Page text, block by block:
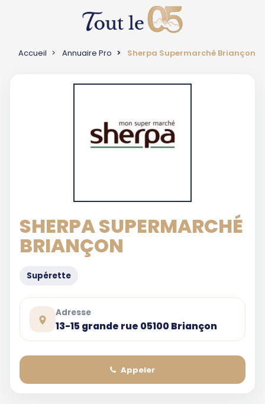
Accueil Annuaire Pro Sherpa Supermarché Briançon
SHERPA SUPERMARCHÉ
BRIANÇON
Supérette
Adresse
13-15 grande rue 05100 Briançon
Appeler